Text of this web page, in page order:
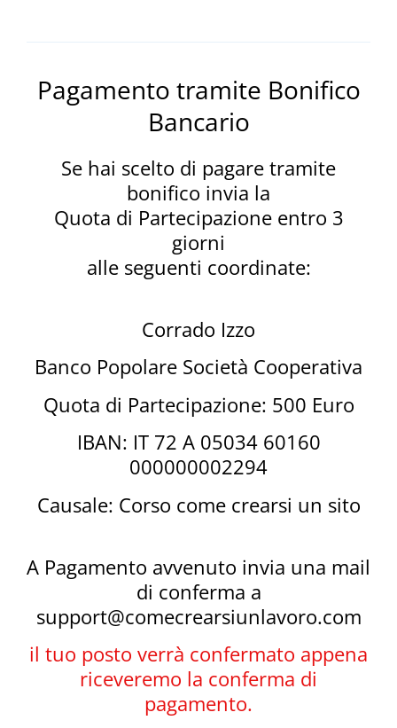
Pagamento tramite Bonifico
Bancario
Se hai scelto di pagare tramite
bonifico invia la
Quota di Partecipazione entro 3
giorni
alle seguenti coordinate:
Corrado Izzo
Banco Popolare Società Cooperativa
Quota di Partecipazione: 500 Euro​
IBAN: IT 72 A 05034 60160
000000002294
Causale: Corso come crearsi un sito
A Pagamento avvenuto invia una mail
di conferma a
support@comecrearsiunlavoro.com
il tuo posto verrà confermato appena
riceveremo la conferma di
pagamento.